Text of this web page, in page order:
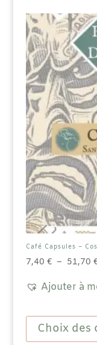
Café Capsules –
7,40 € – 51,70
Ajouter à
Choix des